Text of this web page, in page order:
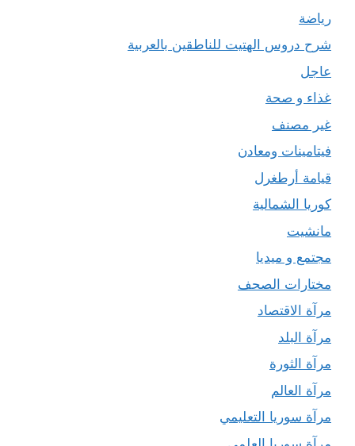
رياضة
شرح دروس الهتيت للناطقين بالعربية
عاجل
غذاء و صحة
غير مصنف
فيتامينات ومعادن
قيامة أرطغرل
كوريا الشمالية
مانشيت
مجتمع و ميديا
مختارات الصحف
مرآة الاقتصاد
مرآة البلد
مرآة الثورة
مرآة العالم
مرآة سوريا التعليمي